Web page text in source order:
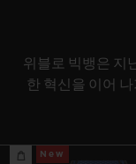
위블로 빅뱅은 지
한 혁신을 이어
New